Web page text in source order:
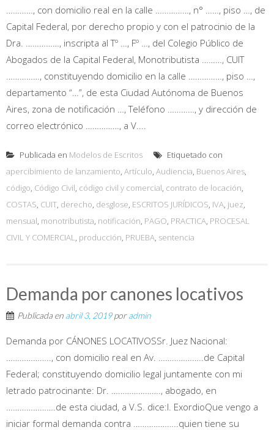
…………, con domicilio real en la calle ……………, n° ……, piso …, de
Capital Federal, por derecho propio y con el patrocinio de la
Dra. ……………, inscripta al Tº …, Fº …, del Colegio Público de
Abogados de la Capital Federal, Monotributista ………, CUIT
……………, constituyendo domicilio en la calle ……………, piso …,
departamento “…”, de esta Ciudad Autónoma de Buenos
Aires, zona de notificación …, Teléfono …………, y dirección de
correo electrónico ……………, a V....
Publicada en Modelos de Escritos
Etiquetado con
apercibimiento de lanzamiento, Artículo, Audiencia, Buenos Aires,
código, Código Civil, código civil y comercial, contrato de locación,
COSTAS, CUIT, derecho, desglose, ESCRITOS JURÍDICOS, IVA, juez,
mensual, monotributista, notificación, PAGO, PRACTICA, PROCESAL
CIVIL Y COMERCIAL, producción, PRUEBA, sentencia
Demanda por canones locativos
Publicada en abril 3, 2019poradmin
Demanda por CÁNONES LOCATIVOSSr. Juez Nacional:
……………….., con domicilio real en Av. ………………..de Capital
Federal; constituyendo domicilio legal juntamente con mi
letrado patrocinante: Dr. …………………., abogado, en
………………….de esta ciudad, a V.S. dice:I. ExordioQue vengo a
iniciar formal demanda contra ………………..quien tiene su